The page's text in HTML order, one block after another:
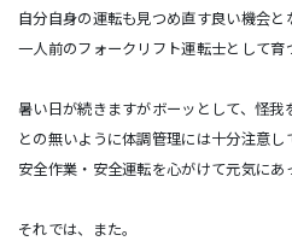
自分自身の運転も見つめ直す良い機会と
一人前のフォークリフト運転士として育
暑い日が続きますがボーッとして、怪
との無いように体調管理には十分注意し
安全作業・安全運転を心がけて元気にあ
それでは、また。